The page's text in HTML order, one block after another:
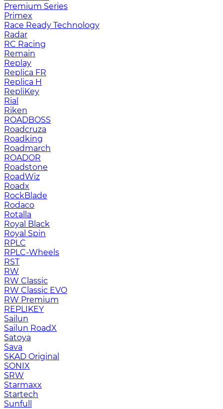
Premium Series
Primex
Race Ready Technology
Radar
RC Racing
Remain
Replay
Replica FR
Replica H
RepliKey
Rial
Riken
ROADBOSS
Roadcruza
Roadking
Roadmarch
ROADOR
Roadstone
RoadWiz
Roadx
RockBlade
Rodaco
Rotalla
Royal Black
Royal Spin
RPLC
RPLC-Wheels
RST
RW
RW Classic
RW Classic EVO
RW Premium
RЕPLIKEY
Sailun
Sailun RoadX
Satoya
Sava
SKAD Original
SONIX
SRW
Starmaxx
Startech
Sunfull